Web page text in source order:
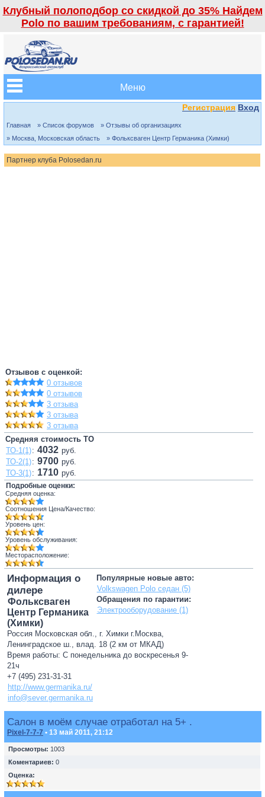
Клубный полоподбор со скидкой до 35% Найдем
Polo по вашим требованиям, с гарантией!
Меню
Регистрация Вход
Главная » Список форумов
» Отзывы об организациях
» Москва, Московская область
» Фольксваген Центр Германика (Химки)
Партнер клуба Polosedan.ru
Отзывов с оценкой:
0 отзывов
0 отзывов
3 отзыва
3 отзыва
3 отзыва
Средняя стоимость ТО
ТО-1(1): 4032 руб.
ТО-2(1): 9700 руб.
ТО-3(1): 1710 руб.
Подробные оценки:
Средняя оценка:
Соотношения Цена/Качество:
Уровень цен:
Уровень обслуживания:
Месторасположение:
Популярные новые авто:
Volkswagen Polo седан (5)
Обращения по гарантии:
Электрооборудование (1)
Информация о
дилере
Фольксваген
Центр Германика
(Химки)
Россия Московская обл., г. Химки г.Москва,
Ленинградское ш., влад. 18 (2 км от МКАД)
Время работы: С понедельника до воскресенья 9-
21ч
+7 (495) 231-31-31
http://www.germanika.ru/
info@sever.germanika.ru
Салон в моём случае отработал на 5+ .
Pixel-7-7-7 • 13 май 2011, 21:12
Просмотры: 1003
Коментариев: 0
Оценка: